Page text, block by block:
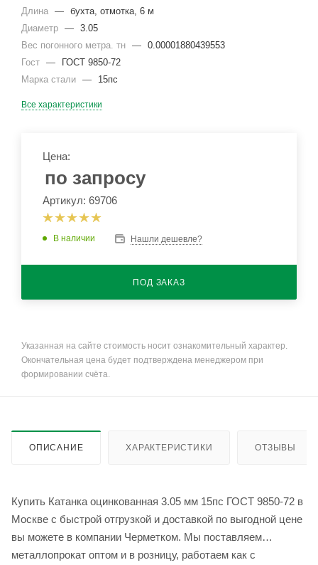
Длина — бухта, отмотка, 6 м
Диаметр — 3.05
Вес погонного метра. тн — 0.00001880439553
Гост —
ГОСТ 9850-72
Марка стали — 15пс
Все характеристики
Цена:
по запросу
Артикул: 69706
В наличии Нашли дешевле?
ПОД ЗАКАЗ
Указанная на сайте стоимость носит ознакомительный характер.
Окончательная цена будет подтверждена менеджером при
формировании счёта.
ОПИСАНИЕ ХАРАКТЕРИСТИКИ ОТЗЫВЫ
Купить Катанка оцинкованная 3.05 мм 15пс ГОСТ 9850-72 в
Москве с быстрой отгрузкой и доставкой по выгодной цене
вы можете в компании Черметком. Мы поставляем
металлопрокат оптом и в розницу, работаем как с